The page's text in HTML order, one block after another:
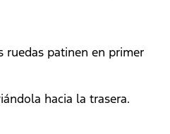
ruedas patinen en primer
hacia la trasera.